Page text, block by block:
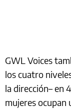
GWL Voices
los cuatro
la dirección– en
mujeres ocupan